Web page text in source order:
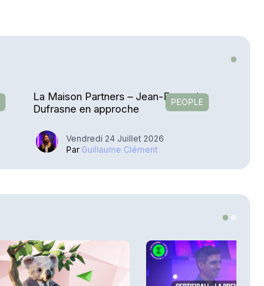
PEOPLE
La Maison Partners – Jean-François
Dufrasne en approche
Vendredi 24 Juillet 2026
Par Guillaume Clément